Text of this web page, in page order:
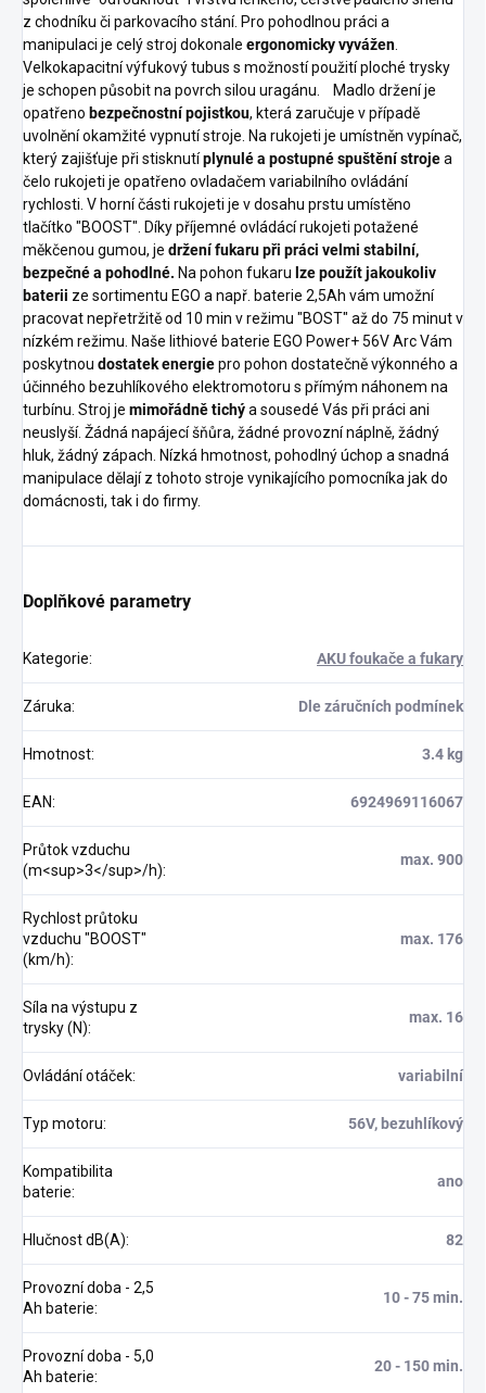
z chodníku či parkovacího stání. Pro pohodlnou práci a
manipulaci je celý stroj dokonale ergonomicky vyvážen
Velkokapacitní výfukový tubus s možností použití ploché trysky
je schopen působit na povrch silou uragánu. Madlo držení je
opatřeno bezpečnostní pojistkou, která zaručuje v případě
uvolnění okamžité vypnutí stroje. Na rukojeti je umístněn vypínač,
který zajišťuje při stisknutíplynulé a postupné spuštění strojea
čelo rukojeti je opatřeno ovladačem variabilního ovládání
rychlosti. V horní části rukojeti je v dosahu prstu umístěno
tlačítko "BOOST". Díky příjemné ovládácí rukojeti potažené
měkčenou gumou, je držení fukaru při práci velmi stabilní,
bezpečné a pohodlné. Na pohon fukaru lze použít jakoukoliv
baterii ze sortimentu EGO a např. baterie 2,5Ah vám umožní
pracovat nepřetržitě od 10 min v režimu "BOST" až do 75 minut v
nízkém režimu. Naše lithiové baterie EGO Power+ 56V Arc Vám
poskytnou dostatek energiepro pohon dostatečně výkonného a
účinného bezuhlíkového elektromotoru s přímým náhonem na
turbínu. Stroj je mimořádně tichýa sousedé Vás při práci ani
neuslyší. Žádná napájecí šňůra, žádné provozní náplně, žádný
hluk, žádný zápach. Nízká hmotnost, pohodlný úchop a snadná
manipulace dělají z tohoto stroje vynikajícího pomocníka jak do
domácnosti, tak i do firmy.
Doplňkové parametry
Kategorie: AKU foukače a fukary
Záruka: Dle záručních podmínek
Hmotnost: 3.4 kg
EAN: 6924969116067
Průtok vzduchu
(m<sup>3</sup>/h):
max. 900
Rychlost průtoku
vzduchu "BOOST"
(km/h):
max. 176
Síla na výstupu z
trysky (N):
max. 16
Ovládání otáček: variabilní
Typ motoru: 56V, bezuhlíkový
Kompatibilita
baterie:
ano
Hlučnost dB(A): 82
Provozní doba - 2,5
Ah baterie:
10 - 75 min.
Provozní doba - 5,0
Ah baterie:
20 - 150 min.